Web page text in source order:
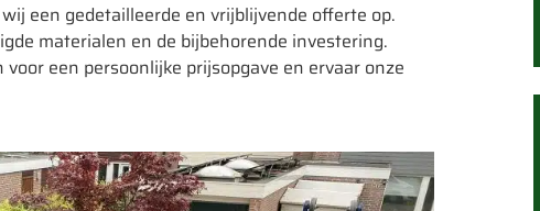
een gedetailleerde en vrijblijvende offerte op.
materialen en de bijbehorende investering.
een persoonlijke prijsopgave en ervaar onze